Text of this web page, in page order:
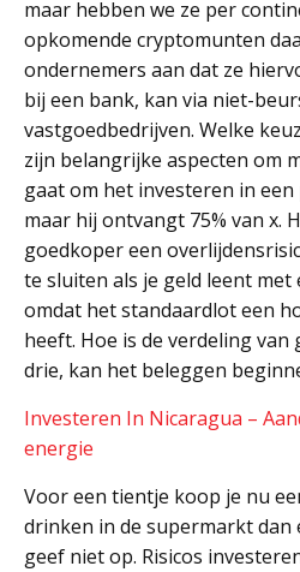
maar hebben we ze per
opkomende cryptomunten
ondernemers aan dat ze
bij een bank, kan via niet-
vastgoedbedrijven. Welke
zijn belangrijke aspecten om
gaat om het investeren in
maar hij ontvangt 75% van x.
goedkoper een
te sluiten als je geld leent
omdat het standaardlot een
heeft. Hoe is de verdeling
drie, kan het beleggen
Investeren In Nicaragua –
energie
Voor een tientje koop je nu
drinken in de supermarkt dan
geef niet op. Risicos